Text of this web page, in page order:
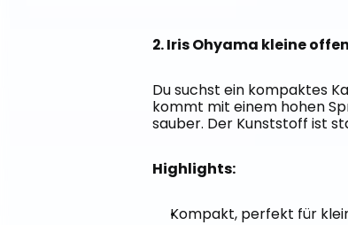
2. Iris Ohyama kleine
Du suchst ein kompaktes
kommt mit einem hohen
sauber. Der Kunststoff ist
Highlights:
Kompakt, perfekt für